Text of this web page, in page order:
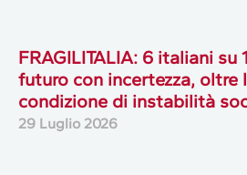
FRAGILITALIA: 6 italiani su
futuro con incertezza, oltre
condizione di instabilità
29 Luglio 2026